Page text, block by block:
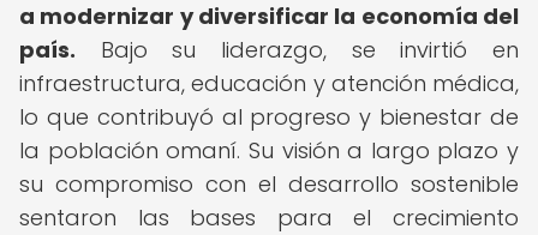
a modernizar y diversificar la economía del
país. Bajo su liderazgo, se invirtió en
infraestructura, educación y atención médica,
lo que contribuyó al progreso y bienestar de
la población omaní. Su visión a largo plazo y
su compromiso con el desarrollo sostenible
sentaron las bases para el crecimiento